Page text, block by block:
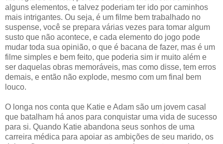
alguns elementos, e talvez poderiam ter ido por caminhos
mais intrigantes. Ou seja, é um filme bem trabalhado no
suspense, você se prepara várias vezes para tomar algum
susto que não acontece, e cada elemento do jogo pode
mudar toda sua opinião, o que é bacana de fazer, mas é um
filme simples e bem feito, que poderia sim ir muito além e
ser daquelas obras memoráveis, mas como disse, tem erros
demais, e então não explode, mesmo com um final bem
louco.
O longa nos conta que Katie e Adam são um jovem casal
que batalham há anos para conquistar uma vida de sucesso
para si. Quando Katie abandona seus sonhos de uma
carreira médica para apoiar as ambições de seu marido, os